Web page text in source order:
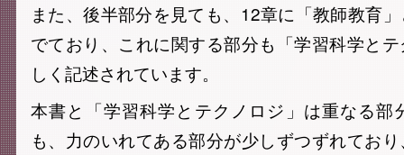
また、後半部分を見ても、12章に「教師教育
でており、これに関する部分も「学習科学と
しく記述されています。
本書と「学習科学とテクノロジ」は重なる部
も、力のいれてある部分が少しずつずれてお